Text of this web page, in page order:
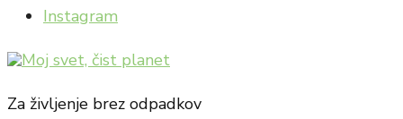
Instagram
Za življenje brez odpadkov